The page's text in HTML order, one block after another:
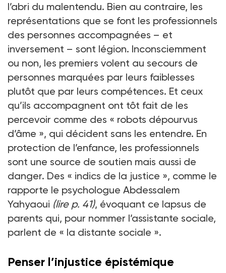
l’abri du malentendu. Bien au contraire, les
représentations que se font les professionnels
des personnes accompagnées – et
inversement – sont légion. Inconsciemment
ou non, les premiers volent au secours de
personnes marquées par leurs faiblesses
plutôt que par leurs compétences. Et ceux
qu’ils accompagnent ont tôt fait de les
percevoir comme des « robots dépourvus
d’âme », qui décident sans les entendre. En
protection de l’enfance, les professionnels
sont une source de soutien mais aussi de
danger. Des « indics de la justice », comme le
rapporte le psychologue Abdessalem
Yahyaoui (lire p. 41), évoquant ce lapsus de
parents qui, pour nommer l’assistante sociale,
parlent de « la distante sociale ».
Penser l’injustice épistémique